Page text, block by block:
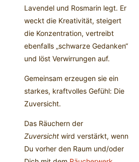
Lavendel und Rosmarin legt. Er
weckt die Kreativität, steigert
die Konzentration, vertreibt
ebenfalls „schwarze Gedanken“
und löst Verwirrungen auf.
Gemeinsam erzeugen sie ein
starkes, kraftvolles Gefühl: Die
Zuversicht.
Das Räuchern der
Zuversicht wird verstärkt, wenn
Du vorher den Raum und/oder